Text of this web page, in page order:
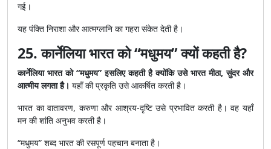
गई।
यह पंक्ति निराशा और आत्मग्लानि का गहरा संकेत देती है।
25. कार्नेलिया भारत को “मधुमय” क्यों कहती है?
कार्नेलिया भारत को “मधुमय” इसलिए कहती है क्योंकि उसे भारत मीठा, सुंदर और
आत्मीय लगता है। यहाँ की प्रकृति उसे आकर्षित करती है।
भारत का वातावरण, करुणा और आश्रय-दृष्टि उसे प्रभावित करती है। वह यहाँ
मन की शांति अनुभव करती है।
“मधुमय” शब्द भारत की रसपूर्ण पहचान बनाता है।